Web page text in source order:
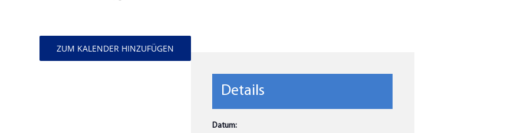
ZUM KALENDER HINZUFÜGEN
Details
Datum: